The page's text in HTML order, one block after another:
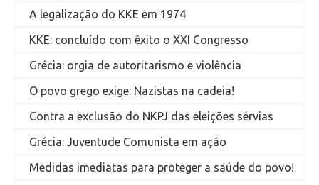
A legalização do KKE em 1974
KKE: concluído com êxito o XXI Congresso
Grécia: orgia de autoritarismo e violência
O povo grego exige: Nazistas na cadeia!
Contra a exclusão do NKPJ das eleições sérvias
Grécia: Juventude Comunista em ação
Medidas imediatas para proteger a saúde do povo!